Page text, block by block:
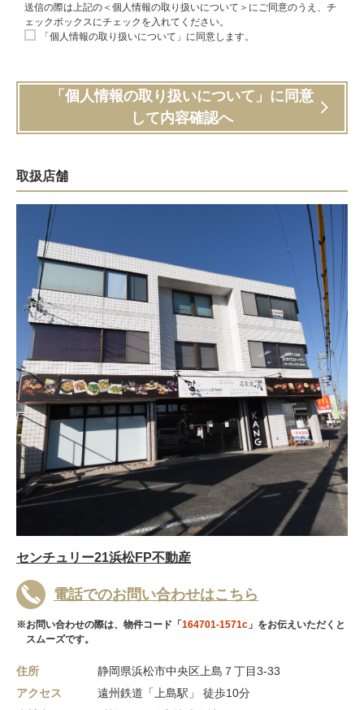
送信の際は上記の＜個人情報の取り扱いについて＞にご同意のうえ、チ
ェックボックスにチェックを入れてください。
「個人情報の取り扱いについて」に同意します。
「個人情報の取り扱いについて」に同意
して内容確認へ
取扱店舗
センチュリー21浜松FP不動産
電話でのお問い合わせはこちら
※お問い合わせの際は、物件コード「164701-1571c 」をお伝えいただくと
スムーズです。
住所
静岡県浜松市中央区上島７丁目3-33
アクセス
遠州鉄道「上島駅」 徒歩10分